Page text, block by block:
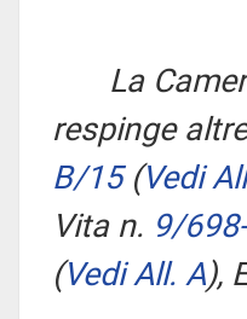
La
respinge
B/15 (Vedi
Vita n. 9/
(Vedi All. A),